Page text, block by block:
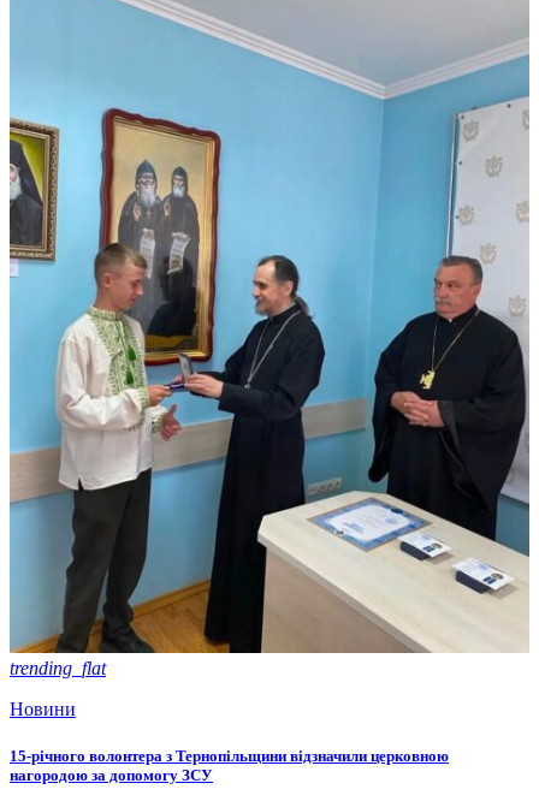
trending_flat
Новини
15-річного волонтера з Тернопільщини відзначили церковною
нагородою за допомогу ЗСУ